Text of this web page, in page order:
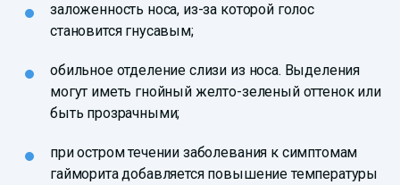
заложенность носа, из-за которой голос
становится гнусавым;
обильное отделение слизи из носа. Выделения
могут иметь гнойный желто-зеленый оттенок или
быть прозрачными;
при остром течении заболевания к симптомам
гайморита добавляется повышение температуры